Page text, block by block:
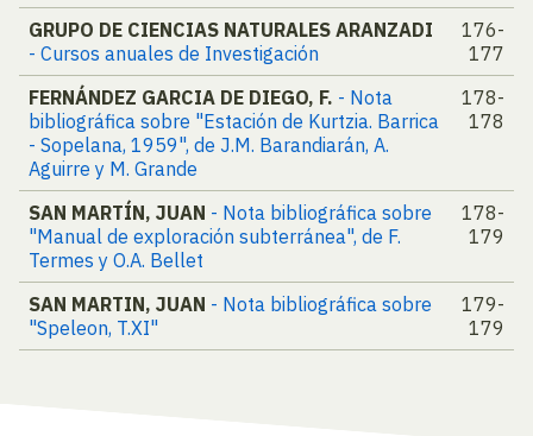
GRUPO DE CIENCIAS NATURALES ARANZADI
- Cursos anuales de Investigación
176-
177
FERNÁNDEZ GARCIA DE DIEGO, F. - Nota
bibliográfica sobre "Estación de Kurtzia. Barrica
- Sopelana, 1959", de J.M. Barandiarán, A.
Aguirre y M. Grande
178-
178
SAN MARTÍN, JUAN - Nota bibliográfica sobre
"Manual de exploración subterránea", de F.
Termes y O.A. Bellet
178-
179
SAN MARTIN, JUAN - Nota bibliográfica sobre
"Speleon, T.XI"
179-
179